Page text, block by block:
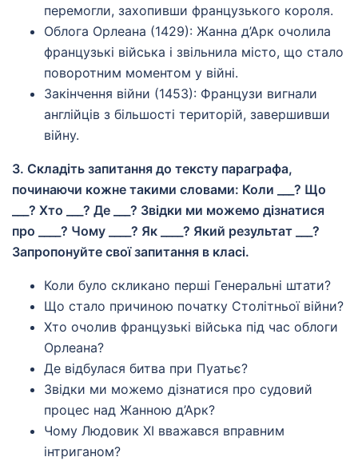
перемогли, захопивши французького короля.
Облога Орлеана (1429): Жанна д’Арк очолила
французькі війська і звільнила місто, що стало
поворотним моментом у війні.
Закінчення війни (1453): Французи вигнали
англійців з більшості територій, завершивши
війну.
3. Складіть запитання до тексту параграфа,
починаючи кожне такими словами: Коли ___? Що
___? Хто ___? Де ___? Звідки ми можемо дізнатися
про ____? Чому ____? Як ____? Який результат ___?
Запропонуйте свої запитання в класі.
Коли було скликано перші Генеральні штати?
Що стало причиною початку Столітньої війни?
Хто очолив французькі війська під час облоги
Орлеана?
Де відбулася битва при Пуатьє?
Звідки ми можемо дізнатися про судовий
процес над Жанною д’Арк?
Чому Людовик ХІ вважався вправним
інтриганом?